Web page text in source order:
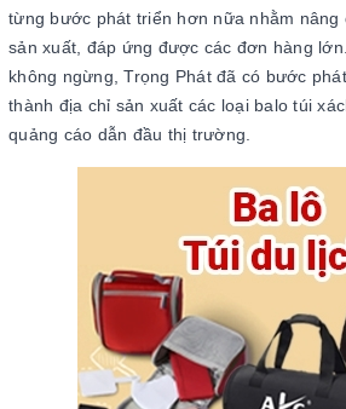
từng bước phát triển hơn nữa nhằm
sản xuất, đáp ứng được các đơn hàng
không ngừng, Trọng Phát đã có bước
thành địa chỉ sản xuất các loại balo túi
quảng cáo dẫn đầu thị trường.